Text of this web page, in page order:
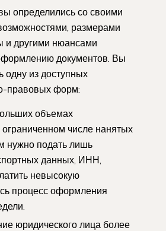
определились со своими
размерами
другими нюансами
документов. Вы
одну из доступных
правовых форм:
объемах
ограниченном числе нанятых
нужно подать лишь
данных, ИНН,
невысокую
процесс оформления
юридического лица более